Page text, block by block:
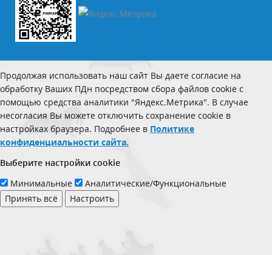
Продолжая использовать наш сайт Вы даете согласие на
обработку Ваших ПДн посредством сбора файлов cookie с
помощью средства аналитики "Яндекс.Метрика". В случае
несогласия Вы можете отключить сохранение cookie в
настройках браузера. Подробнее в Политике
конфиденциальности сайта.
Выберите настройки cookie
Минимальные
Аналитические/Функциональные
Принять всё
Настроить